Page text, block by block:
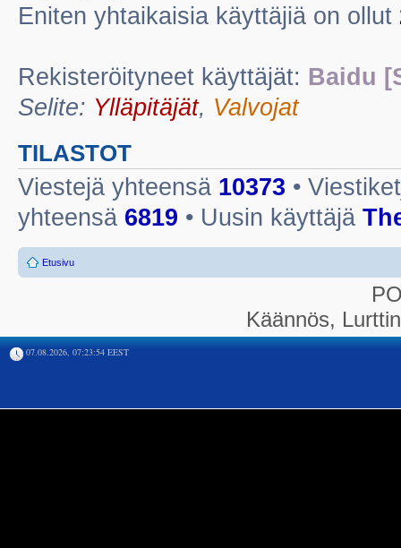
Eniten yhtaikaisia käyttäjiä on ollut
Rekisteröityneet käyttäjät: Baidu
Selite: Ylläpitäjät, Valvojat
TILASTOT
Viestejä yhteensä 10373 •
yhteensä 6819 • Uusin käyttäjä
Etusivu
Käännös,
07.08.2026, 07:23:54 EEST